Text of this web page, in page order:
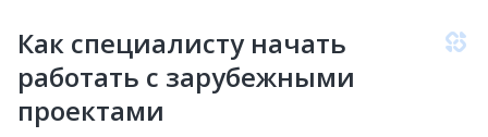
Как специалисту начать
работать с зарубежными
проектами